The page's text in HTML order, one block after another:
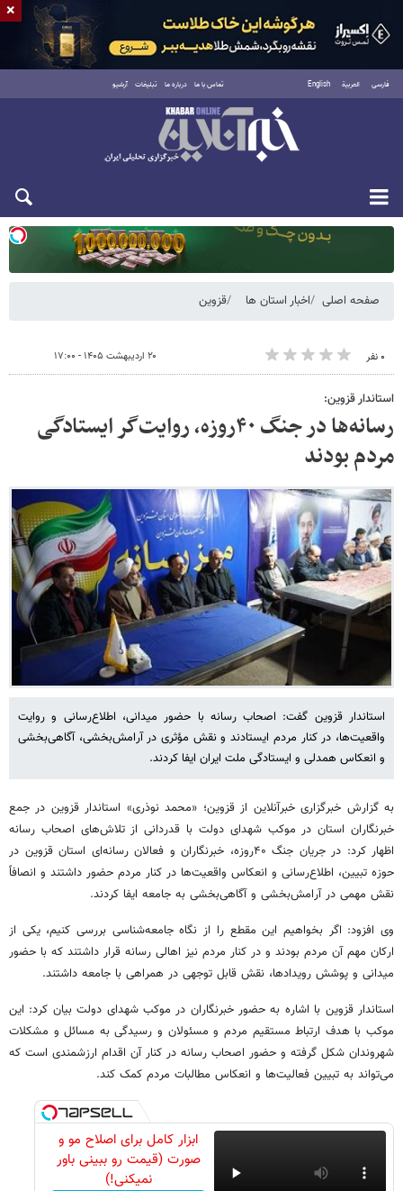
فارسی العربية English تماس با ما درباره ما تبلیغات آرشیو
یکشنبه ۱۸ مرداد ۱۴۰۵
صفحه اصلی اخبار استان ها قزوین
۰ نفر ۲۰ اردیبهشت ۱۴۰۵ - ۱۷:۰۰
استاندار قزوین:
رسانه‌ها در جنگ ۴۰روزه، روایت‌گر ایستادگی
مردم بودند
استاندار قزوین گفت: اصحاب رسانه با حضور میدانی، اطلاع‌رسانی و روایت
واقعیت‌ها، در کنار مردم ایستادند و نقش مؤثری در آرامش‌بخشی، آگاهی‌بخشی
و انعکاس همدلی و ایستادگی ملت ایران ایفا کردند.
به گزارش خبرگزاری خبرآنلاین از قزوین؛ «محمد نوذری» استاندار قزوین در جمع
خبرنگاران استان در موکب شهدای دولت با قدردانی از تلاش‌های اصحاب رسانه
اظهار کرد: در جریان جنگ ۴۰روزه، خبرنگاران و فعالان رسانه‌ای استان قزوین در
حوزه تبیین، اطلاع‌رسانی و انعکاس واقعیت‌ها در کنار مردم حضور داشتند و انصافاً
نقش مهمی در آرامش‌بخشی و آگاهی‌بخشی به جامعه ایفا کردند.
وی افزود: اگر بخواهیم این مقطع را از نگاه جامعه‌شناسی بررسی کنیم، یکی از
ارکان مهم آن مردم بودند و در کنار مردم نیز اهالی رسانه قرار داشتند که با حضور
میدانی و پوشش رویدادها، نقش قابل توجهی در همراهی با جامعه داشتند.
استاندار قزوین با اشاره به حضور خبرنگاران در موکب شهدای دولت بیان کرد: این
موکب با هدف ارتباط مستقیم مردم و مسئولان و رسیدگی به مسائل و مشکلات
شهروندان شکل گرفته و حضور اصحاب رسانه در کنار آن اقدام ارزشمندی است که
می‌تواند به تبیین فعالیت‌ها و انعکاس مطالبات مردم کمک کند.
ابزار کامل برای اصلاح مو و
صورت (قیمت رو ببینی باور
نمیکنی!)
×